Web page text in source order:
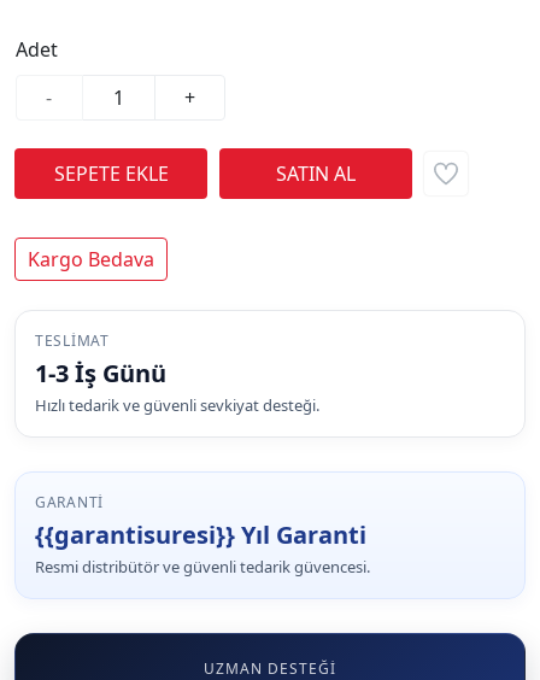
Adet
-
+
Kargo Bedava
TESLIMAT
1-3 İş Günü
Hızlı tedarik ve güvenli sevkiyat desteği.
GARANTI
{{garantisuresi}} Yıl Garanti
Resmi distribütör ve güvenli tedarik güvencesi.
UZMAN DESTEĞI